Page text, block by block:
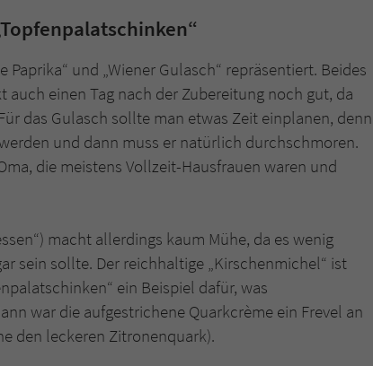
und „Wiener Gulasch“ repräsentiert. Beides
einen Tag nach der Zubereitung noch gut, da
das Gulasch sollte man etwas Zeit einplanen, denn
und dann muss er natürlich durchschmoren.
die meistens Vollzeit-Hausfrauen waren und
macht allerdings kaum Mühe, da es wenig
sein sollte. Der reichhaltige „Kirschenmichel“ ist
ein Beispiel dafür, was
war die aufgestrichene Quarkcrème ein Frevel an
den leckeren Zitronenquark).